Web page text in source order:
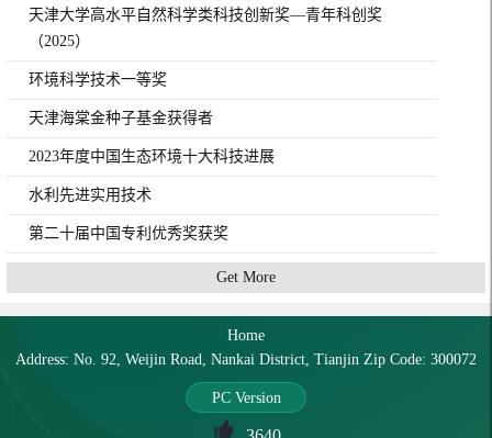
天津大学高水平自然科学类科技创新奖—青年科创奖
（2025）
环境科学技术一等奖
天津海棠金种子基金获得者
2023年度中国生态环境十大科技进展
水利先进实用技术
第二十届中国专利优秀奖获奖
Get More
Home
Address: No. 92, Weijin Road, Nankai District, Tianjin Zip Code: 300072
PC Version